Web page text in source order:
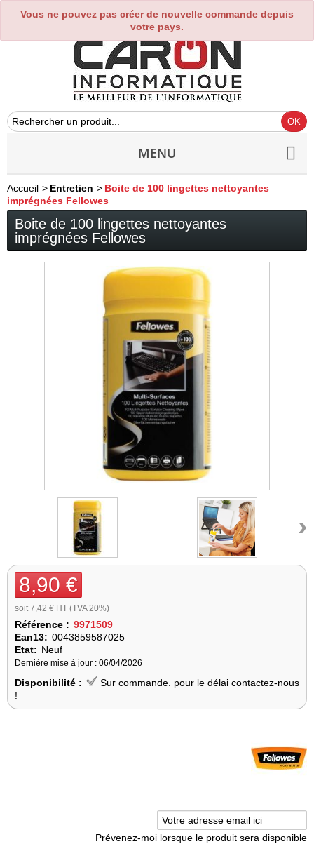
Vous ne pouvez pas créer de nouvelle commande depuis
votre pays.
0
MENU
Accueil > Entretien > Boite de 100 lingettes nettoyantes
imprégnées Fellowes
Boite de 100 lingettes nettoyantes
imprégnées Fellowes
›
8,90 €
soit 7,42 € HT (TVA 20%)
Référence : 9971509
Ean13: 0043859587025
Etat: Neuf
Dernière mise à jour : 06/04/2026
Disponibilité :
Sur commande. pour le délai contactez-nous
!
Prévenez-moi lorsque le produit sera disponible